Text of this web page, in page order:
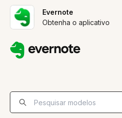
Evernote
Obtenha o aplicativo